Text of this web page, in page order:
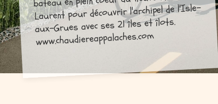
Laurent pour découvrir l'archipel de l'Isle-
aux-Grues avec ses 21 îles et îlots.
www.chaudiereappalaches.com